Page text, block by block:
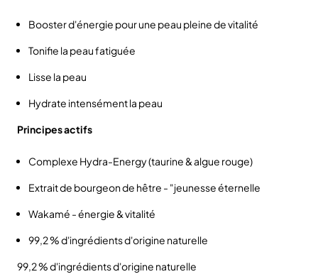
Booster d'énergie pour une peau pleine de vitalité
Tonifie la peau fatiguée
Lisse la peau
Hydrate intensément la peau
Principes actifs
Complexe Hydra-Energy (taurine & algue rouge)
Extrait de bourgeon de hêtre - "jeunesse éternelle
Wakamé - énergie & vitalité
99,2 % d'ingrédients d'origine naturelle
99,2 % d'ingrédients d'origine naturelle